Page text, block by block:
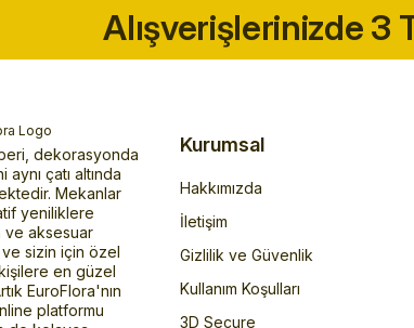
Alışverişlerinizde 3
beri, dekorasyonda
çatı altında
Mekanlar
yeniliklere
ve aksesuar
ve sizin için özel
en güzel
EuroFlora'nın
platformu
Kurumsal
Hakkımızda
İletişim
Gizlilik ve Güvenlik
Kullanım Koşulları
3D Secure